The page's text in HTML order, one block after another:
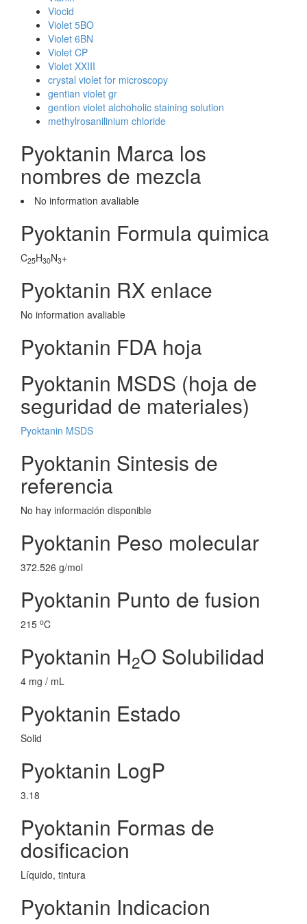
Viocid
Violet 5BO
Violet 6BN
Violet CP
Violet XXIII
crystal violet for microscopy
gentian violet gr
gention violet alchoholic staining solution
methylrosanilinium chloride
Pyoktanin Marca los
nombres de mezcla
No information avaliable
Pyoktanin Formula quimica
C25H30N3+
Pyoktanin RX enlace
No information avaliable
Pyoktanin FDA hoja
Pyoktanin MSDS (hoja de
seguridad de materiales)
Pyoktanin MSDS
Pyoktanin Sintesis de
referencia
No hay información disponible
Pyoktanin Peso molecular
372.526 g/mol
Pyoktanin Punto de fusion
215 oC
Pyoktanin H2O Solubilidad
4 mg / mL
Pyoktanin Estado
Solid
Pyoktanin LogP
3.18
Pyoktanin Formas de
dosificacion
Líquido, tintura
Pyoktanin Indicacion